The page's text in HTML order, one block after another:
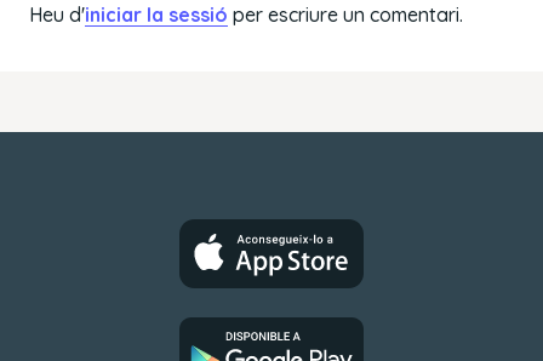
Heu d'iniciar la sessió per escriure un comentari.